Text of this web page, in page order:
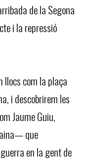
de la Segona
i la repressió
com la plaça
i descobrirem les
Jaume Guiu,
que
en la gent de